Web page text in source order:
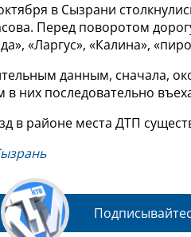
в Сызрани
Перед поворотом
«Ларгус», «Калина»,
данным, сначала,
в них последовательно
в районе места ДТП